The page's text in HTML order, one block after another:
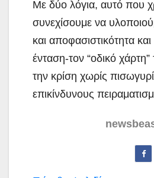
Με δύο λόγια, αυτό που
συνεχίσουμε να
και αποφασιστικότητα και
ένταση-τον “οδικό
την κρίση χωρίς
επικίνδυνους